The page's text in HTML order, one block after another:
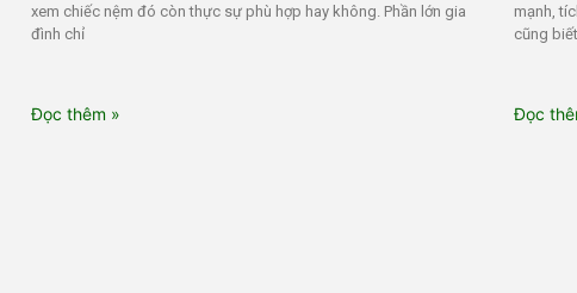
xem chiếc nệm đó còn thực sự phù hợp hay không. Phần lớn gia
đình chỉ
Đọc thêm »
mạnh,
cũng
Đọc